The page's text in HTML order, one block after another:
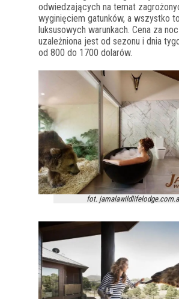
odwiedzających na temat
wyginięciem gatunków, a wszystko
luksusowych warunkach. Cena za
uzależniona jest od sezonu i dnia
od 800 do 1700 dolarów.
fot.